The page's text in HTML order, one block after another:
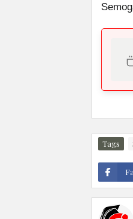
Tags